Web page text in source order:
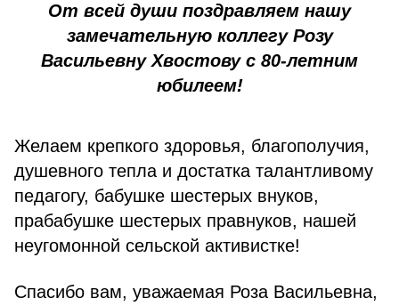
От всей души поздравляем нашу
замечательную коллегу Розу
Васильевну Хвостову с 80-летним
юбилеем!
Желаем крепкого здоровья, благополучия,
душевного тепла и достатка талантливому
педагогу, бабушке шестерых внуков,
прабабушке шестерых правнуков, нашей
неугомонной сельской активистке!
Спасибо вам, уважаемая Роза Васильевна,